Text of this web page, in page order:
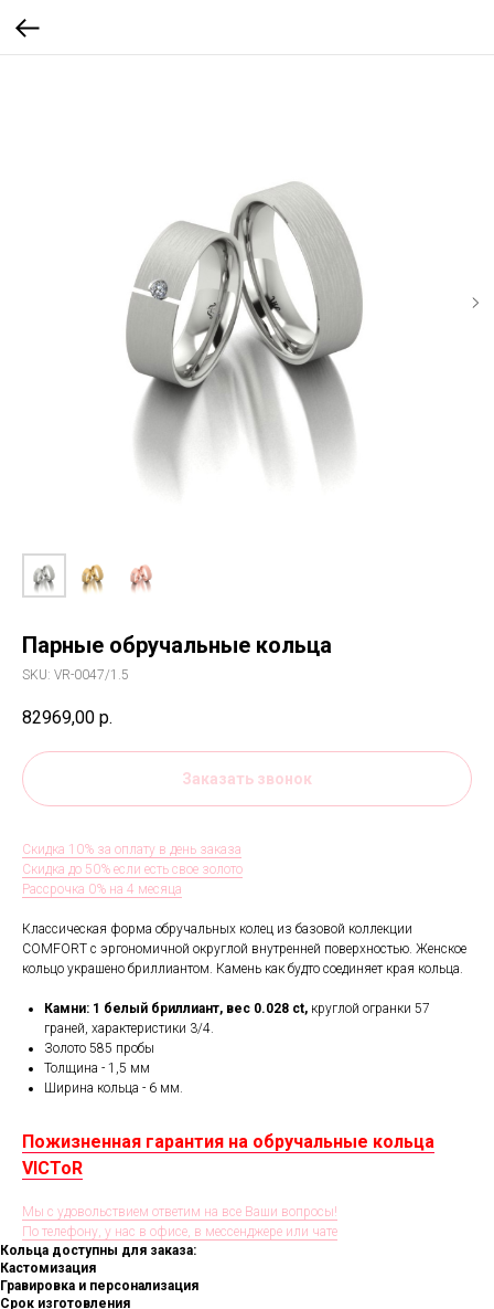
Парные обручальные кольца
SKU: VR-0047/1.5
82969,00 р.
Заказать звонок
Скидка 10% за оплату в день заказа
Скидка до 50% если есть свое золото
Рассрочка 0% на 4 месяца
Классическая форма обручальных колец из базовой коллекции
COMFORT с эргономичной округлой внутренней поверхностью. Женское
кольцо украшено бриллиантом. Камень как будто соединяет края кольца.
Камни: 1 белый бриллиант, вес 0.028 ct, круглой огранки 57
граней, характеристики 3/4.
Золото 585 пробы
Толщина - 1,5 мм
Ширина кольца - 6 мм.
Пожизненная гарантия на обручальные кольца
VICToR
Мы с удовольствием ответим на все Ваши вопросы!
По телефону, у нас в офисе, в мессенджере или чате
Кольца доступны для заказа:
Кастомизация
Гравировка и персонализация
Срок изготовления